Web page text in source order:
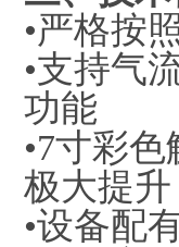
•严格按
•支持气
功能
•7寸彩
极大提升
•设备配